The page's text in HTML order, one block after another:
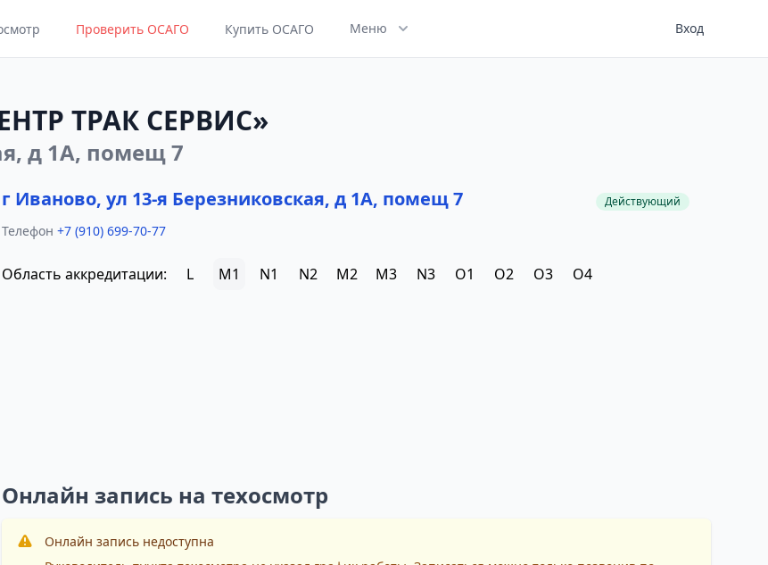
Проверить ОСАГО Купить ОСАГО Меню Вход
ТРАК СЕРВИС»
д 1А, помещ 7
г Иваново, ул 13-я Березниковская, д 1А, помещ 7 Действующий
Телефон +7 (910) 699-70-77
Область аккредитации: L M1 N1 N2 M2 M3 N3 O1 O2 O3 O4
Онлайн запись на техосмотр
Онлайн запись недоступна